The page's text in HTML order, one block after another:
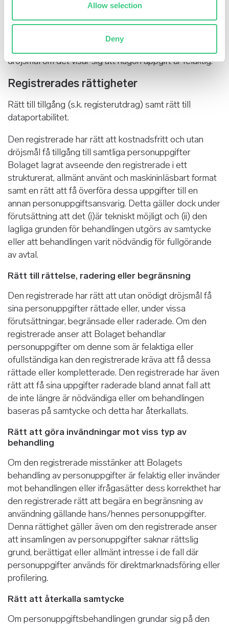
Allow selection
Deny
personuppgifter genomförs lämpliga kontroller för att
verifiera uppgifternas riktighet. Uppgifter kontrolleras
och uppdateras därefter löpande genom regelbunden
dröjsmål om det visar sig att någon uppgift är felaktig.
Registrerades rättigheter
Rätt till tillgång (s.k. registerutdrag) samt rätt till
dataportabilitet.
Den registrerade har rätt att kostnadsfritt och utan
dröjsmål få tillgång till samtliga personuppgifter
Bolaget lagrat avseende den registrerade i ett
strukturerat, allmänt använt och maskininläsbart format
samt en rätt att få överföra dessa uppgifter till en
annan personuppgiftsansvarig. Detta gäller dock under
förutsättning att det (i)är tekniskt möjligt och (ii) den
lagliga grunden för behandlingen utgörs av samtycke
eller att behandlingen varit nödvändig för fullgörande
av avtal.
Rätt till rättelse, radering eller begränsning
Den registrerade har rätt att utan onödigt dröjsmål få
sina personuppgifter rättade eller, under vissa
förutsättningar, begränsade eller raderade. Om den
registrerade anser att Bolaget behandlar
personuppgifter om denne som är felaktiga eller
ofullständiga kan den registrerade kräva att få dessa
rättade eller kompletterade. Den registrerade har även
rätt att få sina uppgifter raderade bland annat fall att
de inte längre är nödvändiga eller om behandlingen
baseras på samtycke och detta har återkallats.
Rätt att göra invändningar mot viss typ av
behandling
Om den registrerade misstänker att Bolagets
behandling av personuppgifter är felaktig eller invänder
mot behandlingen eller ifrågasätter dess korrekthet har
den registrerade rätt att begära en begränsning av
användning gällande hans/hennes personuppgifter.
Denna rättighet gäller även om den registrerade anser
att insamlingen av personuppgifter saknar rättslig
grund, berättigat eller allmänt intresse i de fall där
personuppgifter används för direktmarknadsföring eller
profilering.
Rätt att återkalla samtycke
Om personuppgiftsbehandlingen grundar sig på den